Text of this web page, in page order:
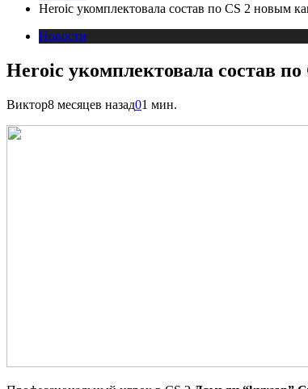
Heroic укомплектовала состав по CS 2 новым
Новости
Heroic укомплектовала состав
Виктор8 месяцев назад01 мин.